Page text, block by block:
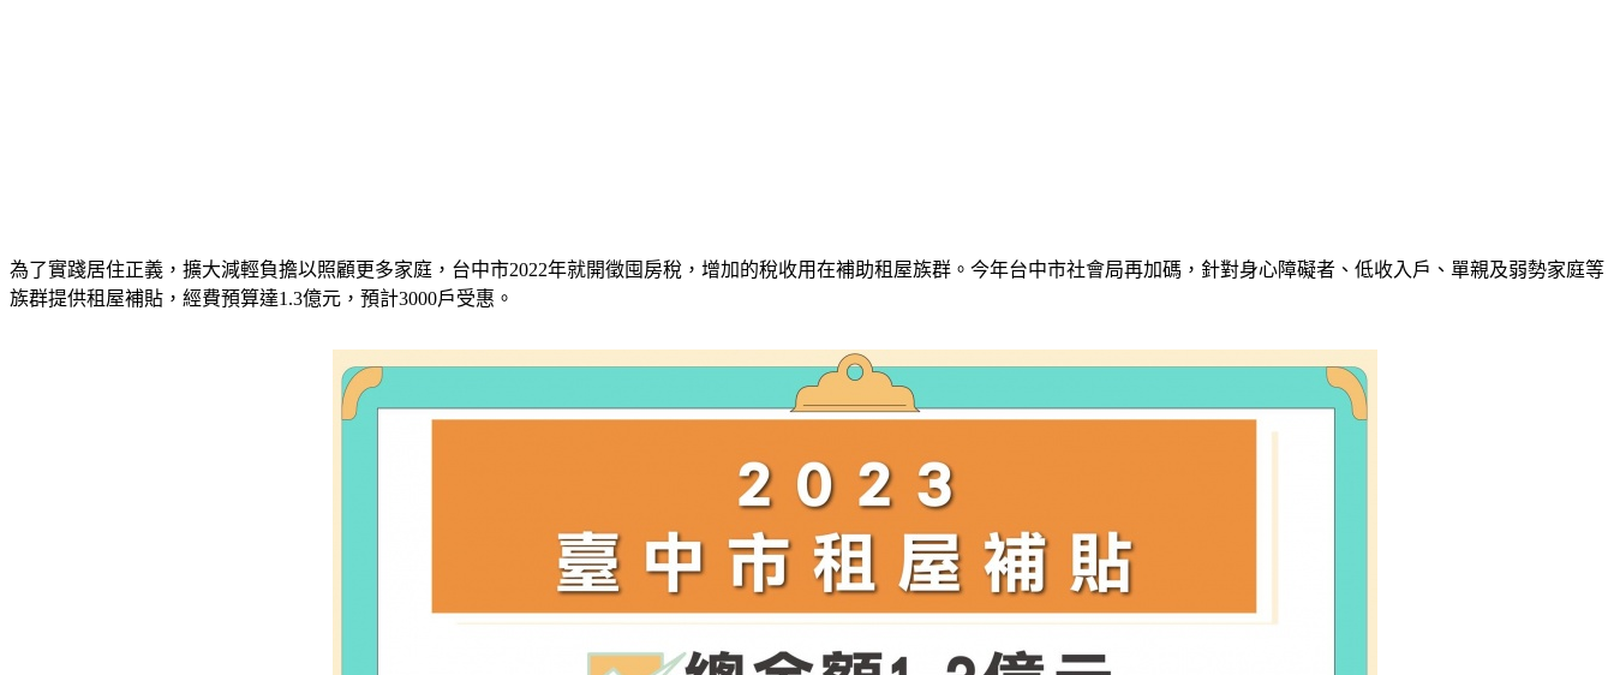
為了實踐居住正義，擴大減輕負擔以照顧更多家庭，台中市2022年就開徵囤房稅，增加的稅收用在補助租屋族群。今年台中市社會局再加碼，針對身心障礙者、低收入戶、單親及弱勢家庭等
族群提供租屋補貼，經費預算達1.3億元，預計3000戶受惠。